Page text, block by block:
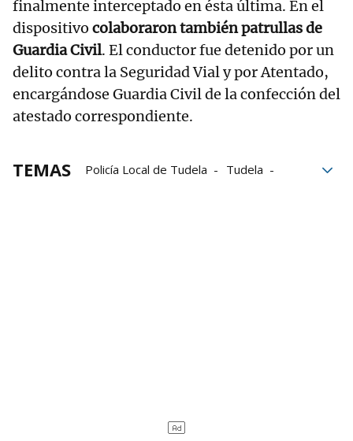
finalmente interceptado en ésta última. En el
dispositivo colaboraron también patrullas de
Guardia Civil. El conductor fue detenido por un
delito contra la Seguridad Vial y por Atentado,
encargándose Guardia Civil de la confección del
atestado correspondiente.
TEMAS Policía Local de Tudela
Tudela